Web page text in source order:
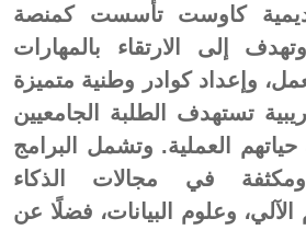
كاوست تأسست كمنصة
إلى الارتقاء بالمهارات
وإعداد كوادر وطنية متميزة
تستهدف الطلبة الجامعيين
حياتهم العملية. وتشمل البرامج
في مجالات الذكاء
الآلي، وعلوم البيانات، فضلًا عن